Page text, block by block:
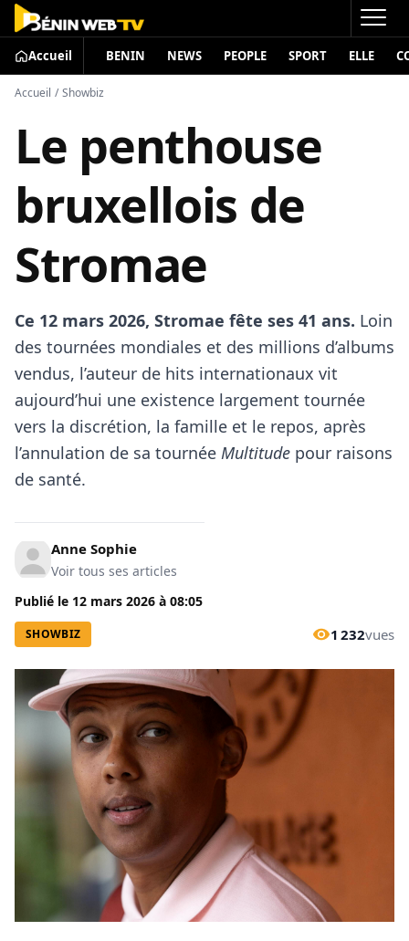
Accueil BENIN NEWS PEOPLE SPORT ELLE
Accueil / Showbiz
Le penthouse
bruxellois de
Stromae
Ce 12 mars 2026, Stromae fête ses 41 ans. Loin
des tournées mondiales et des millions d’albums
vendus, l’auteur de hits internationaux vit
aujourd’hui une existence largement tournée
vers la discrétion, la famille et le repos, après
l’annulation de sa tournée Multitude pour raisons
de santé.
Anne Sophie
Voir tous ses articles
Publié le 12 mars 2026 à 08:05
SHOWBIZ 1 232vues